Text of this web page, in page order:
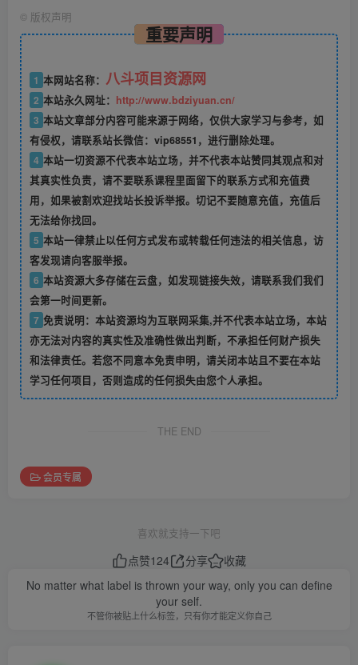
© 版权声明
重要声明
1 本网站名称： 八斗项目资源网
2 本站永久网址： http://www.bdziyuan.cn/
3 本站文章部分内容可能来源于网络，仅供大家学习与参考，如
有侵权，请联系站长微信：vip68551，进行删除处理。
4 本站一切资源不代表本站立场，并不代表本站赞同其观点和对
其真实性负责，请不要联系课程里面留下的联系方式和充值费
用，如果被割欢迎找站长投诉举报。切记不要随意充值，充值后
无法给你找回。
5 本站一律禁止以任何方式发布或转载任何违法的相关信息，访
客发现请向客服举报。
6 本站资源大多存储在云盘，如发现链接失效，请联系我们我们
会第一时间更新。
7 免责说明：本站资源均为互联网采集,并不代表本站立场，本站
亦无法对内容的真实性及准确性做出判断，不承担任何财产损失
和法律责任。若您不同意本免责申明，请关闭本站且不要在本站
学习任何项目，否则造成的任何损失由您个人承担。
THE END
会员专属
喜欢就支持一下吧
点赞124 分享
收藏
No matter what label is thrown your way, only you can define
your self.
不管你被贴上什么标签，只有你才能定义你自己